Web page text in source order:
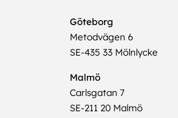
Göteborg
Metodvägen 6
SE-435 33 Mölnlycke
Malmö
Carlsgatan 7
SE-211 20 Malmö